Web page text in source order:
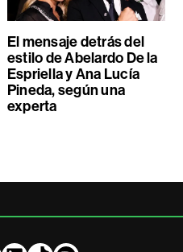
El mensaje detrás del
estilo de Abelardo De la
Espriella y Ana Lucía
Pineda, según una
experta